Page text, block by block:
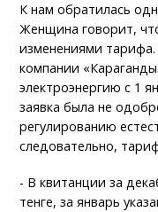
К нам обратилась
Женщина говорит,
изменениями
компании
электроэнергию с 1
заявка была не
регулированию
следовательно,
- В квитанции за
тенге, за январь